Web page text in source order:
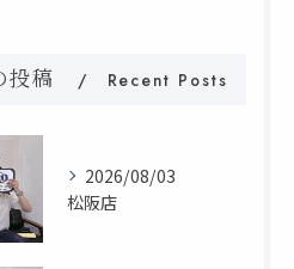
投稿 Recent Posts
2026/08/03
松阪店